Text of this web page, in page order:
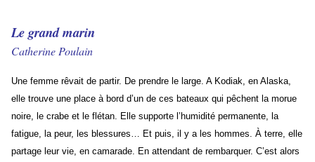
Le grand marin
Catherine Poulain
Une femme rêvait de partir. De prendre le large. A Kodiak, en Alaska,
elle trouve une place à bord d’un de ces bateaux qui pêchent la morue
noire, le crabe et le flétan. Elle supporte l’humidité permanente, la
fatigue, la peur, les blessures… Et puis, il y a les hommes. À terre, elle
partage leur vie, en camarade. En attendant de rembarquer. C’est alors